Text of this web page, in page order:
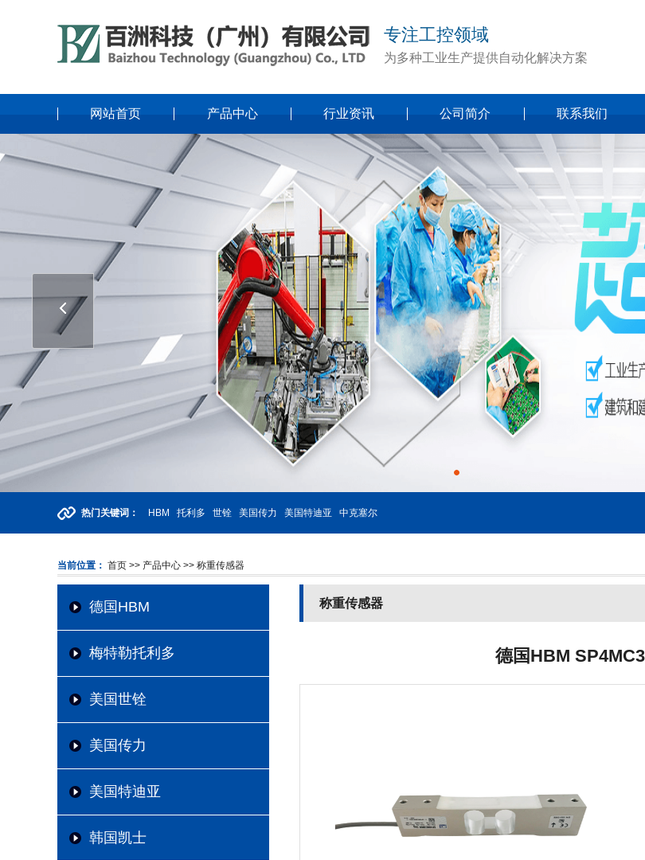
专注工控领域
为多种工业生产提供自动化解决方案
网站首页 产品中心 行业资讯 公司简介 联系我们
热门关键词： HBM 托利多 世铨 美国传力 美国特迪亚 中克塞尔
当前位置： 首页 >> 产品中心 >> 称重传感器
德国HBM
梅特勒托利多
美国世铨
美国传力
美国特迪亚
韩国凯士
称重传感器
德国HBM